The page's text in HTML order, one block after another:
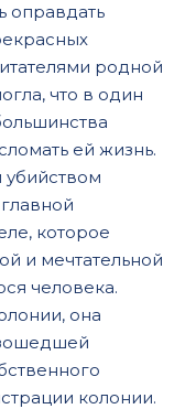
оправдать
родной
что в один
ей жизнь.
убийством
которое
и мечтательной
человека.
она
колонии.